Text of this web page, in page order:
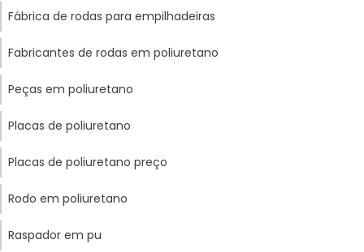
Fábrica de rodas para empilhadeiras
Fabricantes de rodas em poliuretano
Peças em poliuretano
Placas de poliuretano
Placas de poliuretano preço
Rodo em poliuretano
Raspador em pu